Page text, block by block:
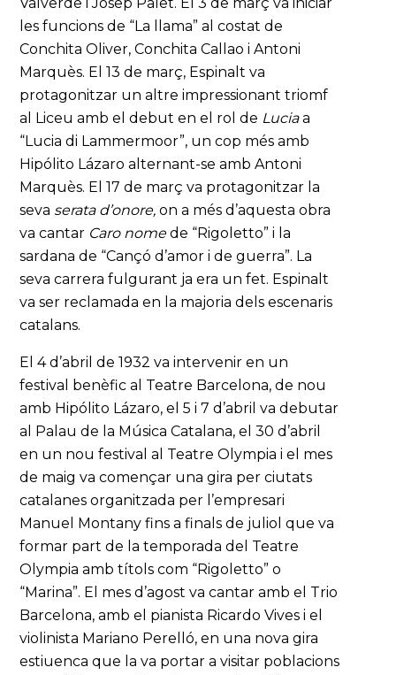
les funcions de “La llama” al costat de
Conchita Oliver, Conchita Callao i Antoni
Marquès. El 13 de març, Espinalt va
protagonitzar un altre impressionant triomf
al Liceu amb el debut en el rol de Luciaa
“Lucia di Lammermoor”, un cop més amb
Hipólito Lázaro alternant-se amb Antoni
Marquès. El 17 de març va protagonitzar la
seva serata d’onore, on a més d’aquesta obra
va cantar Caro nomede “Rigoletto” i la
sardana de “Cançó d’amor i de guerra”. La
seva carrera fulgurant ja era un fet. Espinalt
va ser reclamada en la majoria dels escenaris
catalans.
El 4 d’abril de 1932 va intervenir en un
festival benèfic al Teatre Barcelona, de nou
amb Hipólito Lázaro, el 5 i 7 d’abril va debutar
al Palau de la Música Catalana, el 30 d’abril
en un nou festival al Teatre Olympia i el mes
de maig va començar una gira per ciutats
catalanes organitzada per l’empresari
Manuel Montany fins a finals de juliol que va
formar part de la temporada del Teatre
Olympia amb títols com “Rigoletto” o
“Marina”. El mes d’agost va cantar amb el Trio
Barcelona, amb el pianista Ricardo Vives i el
violinista Mariano Perelló, en una nova gira
estiuenca que la va portar a visitar poblacions